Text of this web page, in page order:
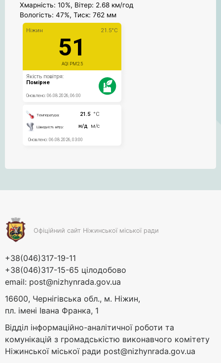
Хмарність: 10%, Вітер: 2.68 км/год
Вологість: 47%, Тиск: 762 мм
Офіційний сайт Ніжинської міської ради
+38(046)317-19-11
+38(046)317-15-65 цілодобово
email: post@nizhynrada.gov.ua
16600, Чернігівська обл., м. Ніжин,
пл. імені Івана Франка, 1
Відділ інформаційно-аналітичної роботи та
комунікацій з громадськістю виконавчого комітету
Ніжинської міської ради post@nizhynrada.gov.ua